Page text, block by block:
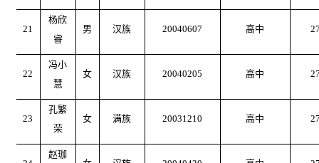
21
杨欣
睿
男 汉族 20040607 高中
22
冯小
慧
女 汉族 20040205 高中
23
孔繁
荣
女 满族 20031210 高中
赵珈